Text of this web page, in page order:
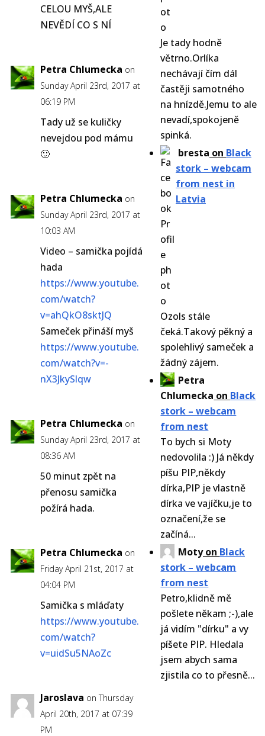
Je tady hodně
větrno.Orlíka
nechávají čím dál
častěji samotného
na hnízdě.Jemu to ale
nevadí,spokojeně
spinká.
bresta on Black
stork – webcam
from nest in
Latvia
Ozols stále
čeká.Takový pěkný a
spolehlivý sameček a
žádný zájem.
Petra
Chlumecka on Black
stork – webcam
from nest
To bych si Moty
nedovolila :) Já někdy
píšu PIP,někdy
dírka,PIP je vlastně
dírka ve vajíčku,je to
označení,že se
začíná...
Motyon Black
stork – webcam
from nest
Petro,klidně mě
pošlete někam ;-),ale
já vidím "dírku" a vy
píšete PIP. Hledala
jsem abych sama
zjistila co to přesně...
CELOU MYŠ,ALE
NEVĚDÍ CO S NÍ
Petra Chlumecka on
Sunday April 23rd, 2017 at
06:19 PM
Tady už se kuličky
nevejdou pod mámu
🙂
Petra Chlumecka on
Sunday April 23rd, 2017 at
10:03 AM
Video – samička pojídá
hada
https://www.youtube.
com/watch?
v=ahQkO8sktJQ
Sameček přináší myš
https://www.youtube.
com/watch?v=-
nX3JkySlqw
Petra Chlumecka on
Sunday April 23rd, 2017 at
08:36 AM
50 minut zpět na
přenosu samička
požírá hada.
Petra Chlumecka on
Friday April 21st, 2017 at
04:04 PM
Samička s mláďaty
https://www.youtube.
com/watch?
v=uidSu5NAoZc
Jaroslava on Thursday
April 20th, 2017 at 07:39
PM